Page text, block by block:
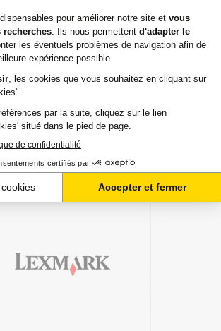
saura vous accompagner sur le
l'installation de vos toners. Ils sont
message au sein de votre espace client
téléphone.
effectué, votre paiement est effectué
sécurisée. Plusieurs moyens de
selon vos besoins.
toners pour lexmark optra-x de quitter
saurez à tout moment où se trouve
Nous savons qu'un besoin de toners
urgent. C'est la raison pour laquelle nos 2
nous recommandent à plus de 97%.